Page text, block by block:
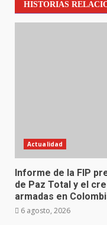
HISTORIAS
Actualidad
Informe de la FIP
de Paz Total y el
armadas en
6 agosto, 2026